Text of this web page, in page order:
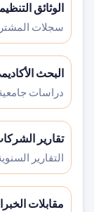
الوثائق
سجلات
البحث
دراسات
تقارير
التقارير
مقابلات